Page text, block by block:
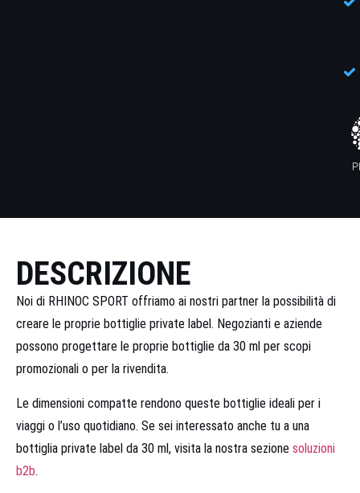
DESCRIZIONE
Noi di RHINOC SPORT offriamo ai nostri partner la possibilità di
creare le proprie bottiglie private label. Negozianti e aziende
possono progettare le proprie bottiglie da 30 ml per scopi
promozionali o per la rivendita.
Le dimensioni compatte rendono queste bottiglie ideali per i
viaggi o l’uso quotidiano. Se sei interessato anche tu a una
bottiglia private label da 30 ml, visita la nostra sezione soluzioni
b2b.